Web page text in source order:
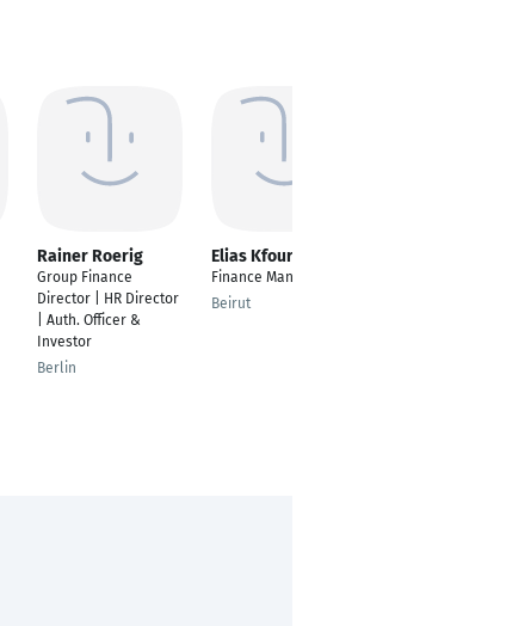
Rainer Roerig
Group Finance
Director | HR Director
| Auth. Officer &
Investor
Berlin
Elias Kfoury
Finance Manager
Beirut